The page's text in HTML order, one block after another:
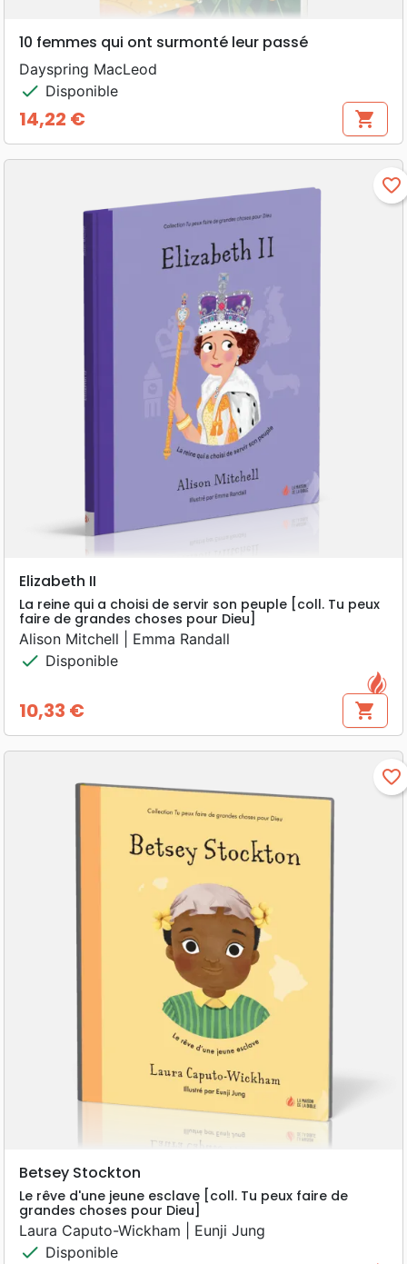
10 femmes qui ont surmonté leur passé
Dayspring MacLeod
check Disponible
Prix
14,22 € shopping_cart
favorite_border
Elizabeth II
La reine qui a choisi de servir son peuple [coll. Tu peux
faire de grandes choses pour Dieu]
Alison Mitchell | Emma Randall
check Disponible
Prix
10,33 € shopping_cart
favorite_border
Betsey Stockton
Le rêve d'une jeune esclave [coll. Tu peux faire de
grandes choses pour Dieu]
Laura Caputo-Wickham | Eunji Jung
check Disponible